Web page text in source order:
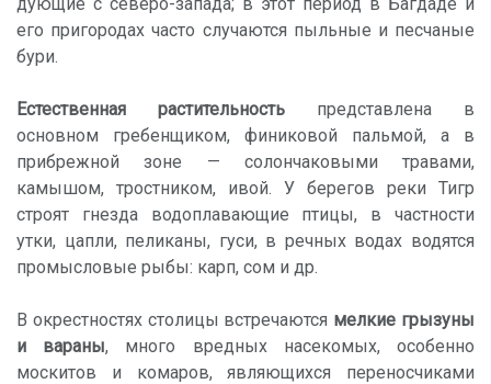
его пригородах часто случаются пыльные и песчаные
бури.
Естественная растительность представлена в
основном гребенщиком, финиковой пальмой, а в
прибрежной зоне — солончаковыми травами,
камышом, тростником, ивой. У берегов реки Тигр
строят гнезда водоплавающие птицы, в частности
утки, цапли, пеликаны, гуси, в речных водах водятся
промысловые рыбы: карп, сом и др.
В окрестностях столицы встречаются мелкие грызуны
и вараны, много вредных насекомых, особенно
москитов и комаров, являющихся переносчиками